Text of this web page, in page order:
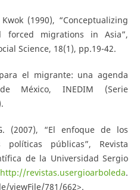
(1990), “Conceptualizing
migrations in Asia”,
Science, 18(1), pp.19-42.
el migrante: una agenda
México, INEDIM (Serie
(2007), “El enfoque de los
públicas”, Revista
de la Universidad Sergio
http://revistas.usergioarboleda.
viewFile/781/662>.